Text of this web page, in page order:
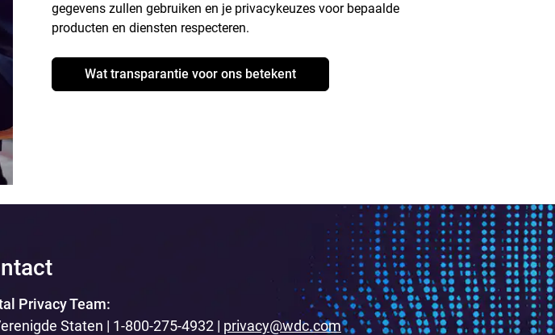
gegevens zullen gebruiken en je privacykeuzes voor bepaalde
producten en diensten respecteren.
Wat transparantie voor ons betekent
Privacy Team:
Staten | 1-800-275-4932 | privacy@wdc.com